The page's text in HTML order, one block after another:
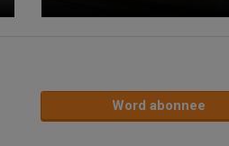
Word abonnee